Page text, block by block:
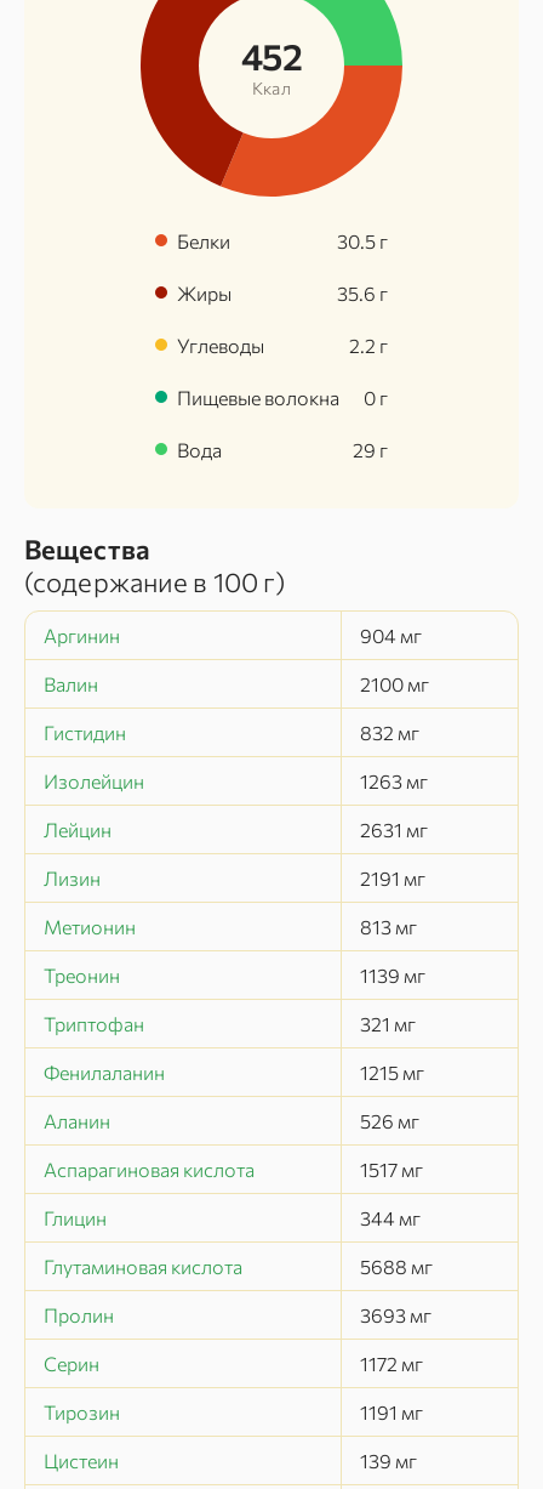
452
Ккал
Белки 30.5 г
Жиры 35.6 г
Углеводы 2.2 г
Пищевые волокна 0 г
Вода 29 г
Вещества
(содержание в 100 г)
Аргинин 904 мг
Валин 2100 мг
Гистидин 832 мг
Изолейцин 1263 мг
Лейцин 2631 мг
Лизин 2191 мг
Метионин 813 мг
Треонин 1139 мг
Триптофан 321 мг
Фенилаланин 1215 мг
Аланин 526 мг
Аспарагиновая кислота 1517 мг
Глицин 344 мг
Глутаминовая кислота 5688 мг
Пролин 3693 мг
Серин 1172 мг
Тирозин 1191 мг
Цистеин 139 мг